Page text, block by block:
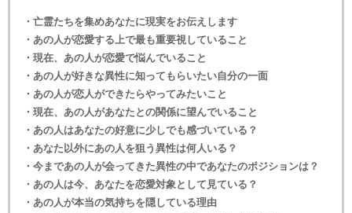
・亡霊たちを集めあなたに現実をお伝えします
・あの人が恋愛する上で最も重要視していること
・現在、あの人が恋愛で悩んでいること
・あの人が好きな異性に知ってもらいたい自分の一面
・あの人が恋人ができたらやってみたいこと
・現在、あの人があなたとの関係に望んでいること
・あの人はあなたの好意に少しでも感づいている？
・あなた以外にあの人を狙う異性は何人いる？
・今まであの人が会ってきた異性の中であなたのポジションは？
・あの人は今、あなたを恋愛対象として見ている？
・あの人が本当の気持ちを隠している理由